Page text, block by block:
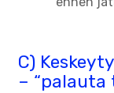
C)
–